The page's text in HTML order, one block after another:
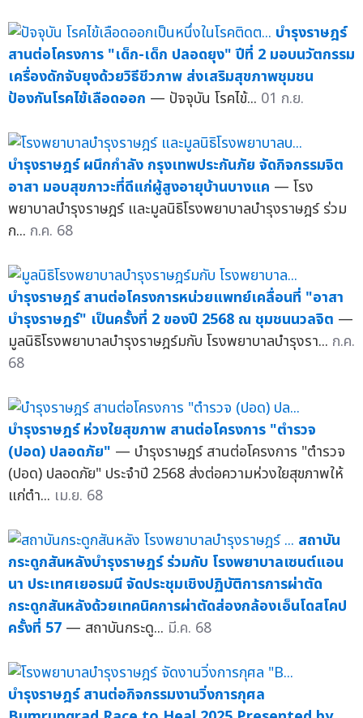
บำรุงราษฎร์
สานต่อโครงการ "เด็ก-เด็ก ปลอดยุง" ปีที่ 2 มอบนวัตกรรม
เครื่องดักจับยุงด้วยวิธีชีวภาพ ส่งเสริมสุขภาพชุมชน
ป้องกันโรคไข้เลือดออก — ปัจจุบัน โรคไข้... 01 ก.ย.
บำรุงราษฎร์ ผนึกกำลัง กรุงเทพประกันภัย จัดกิจกรรมจิต
อาสา มอบสุขภาวะที่ดีแก่ผู้สูงอายุบ้านบางแค — โรง
พยาบาลบำรุงราษฎร์ และมูลนิธิโรงพยาบาลบำรุงราษฎร์ ร่วม
ก... ก.ค. 68
บำรุงราษฎร์ สานต่อโครงการหน่วยแพทย์เคลื่อนที่ "อาสา
บำรุงราษฎร์" เป็นครั้งที่ 2 ของปี 2568 ณ ชุมชนนวลจิต —
มูลนิธิโรงพยาบาลบำรุงราษฎร์มกับ โรงพยาบาลบำรุงรา... ก.ค.
68
บำรุงราษฎร์ ห่วงใยสุขภาพ สานต่อโครงการ "ตำรวจ
(ปอด) ปลอดภัย" — บำรุงราษฎร์ สานต่อโครงการ "ตำรวจ
(ปอด) ปลอดภัย" ประจำปี 2568 ส่งต่อความห่วงใยสุขภาพให้
แก่ตำ... เม.ย. 68
สถาบัน
กระดูกสันหลังบำรุงราษฎร์ ร่วมกับ โรงพยาบาลเซนต์แอน
นา ประเทศเยอรมนี จัดประชุมเชิงปฏิบัติการการผ่าตัด
กระดูกสันหลังด้วยเทคนิคการผ่าตัดส่องกล้องเอ็นโดสโคป
ครั้งที่ 57 — สถาบันกระดู... มี.ค. 68
บำรุงราษฎร์ สานต่อกิจกรรมงานวิ่งการกุศล